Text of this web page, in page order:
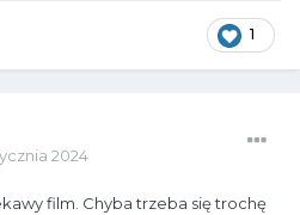
1
2024
film. Chyba trzeba się trochę